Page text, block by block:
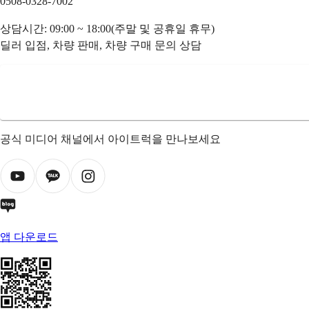
상담시간: 09:00 ~ 18:00(주말 및 공휴일 휴무)
딜러 입점, 차량 판매, 차량 구매 문의 상담
공식 미디어 채널에서 아이트럭을 만나보세요
앱 다운로드